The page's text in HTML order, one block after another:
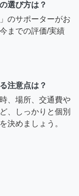
選び方は？
のサポーターがお
までの評価/実績
注意点は？
、場所、交通費や
、しっかりと個別
決めましょう。